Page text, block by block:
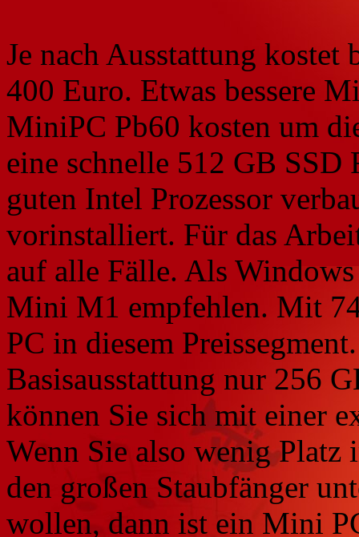
Je nach Ausstattung
400 Euro. Etwas bessere
MiniPC Pb60 kosten um
eine schnelle 512 GB SSD
guten Intel Prozessor
vorinstalliert. Für das
auf alle Fälle. Als
Mini M1 empfehlen. Mit
PC in diesem
Basisausstattung nur 256
können Sie sich mit einer
Wenn Sie also wenig
den großen Staubfänger
wollen, dann ist ein Mini